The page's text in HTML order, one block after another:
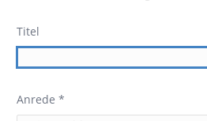
Titel
Anrede *